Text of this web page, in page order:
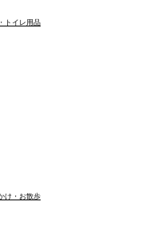
トイレ用品
け・お散歩